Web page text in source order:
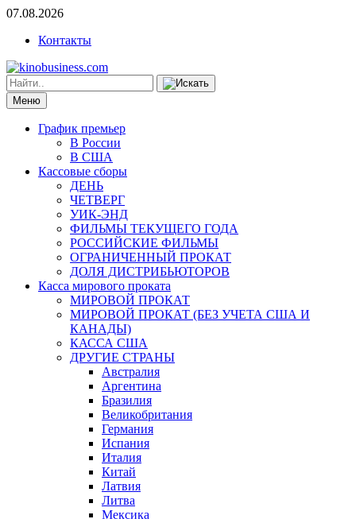
07.08.2026
Контакты
Меню
График премьер
В России
В США
Кассовые сборы
ДЕНЬ
ЧЕТВЕРГ
УИК-ЭНД
ФИЛЬМЫ ТЕКУЩЕГО ГОДА
РОССИЙСКИЕ ФИЛЬМЫ
ОГРАНИЧЕННЫЙ ПРОКАТ
ДОЛЯ ДИСТРИБЬЮТОРОВ
Касса мирового проката
МИРОВОЙ ПРОКАТ
МИРОВОЙ ПРОКАТ (БЕЗ УЧЕТА США И
КАНАДЫ)
КАССА США
ДРУГИЕ СТРАНЫ
Австралия
Аргентина
Бразилия
Великобритания
Германия
Испания
Италия
Китай
Латвия
Литва
Мексика